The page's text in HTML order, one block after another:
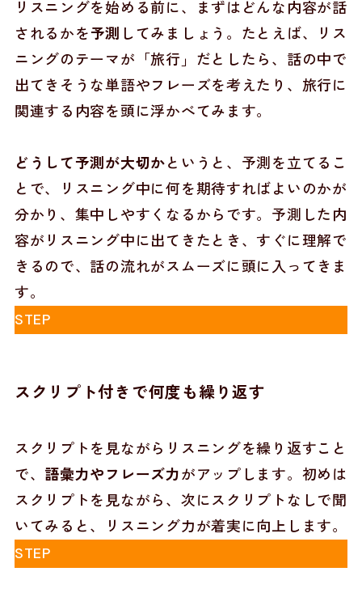
リスニングを始める前に、まずはどんな内容が話
されるかを予測 してみましょう。たとえば、リス
ニングのテーマが「旅行」だとしたら、話の中で
出てきそうな単語やフレーズを考えたり、旅行に
関連する内容を頭に浮かべてみます。
どうして予測が大切かというと、予測を立てるこ
とで、リスニング中に何を期待すればよいのかが
分かり、集中しやすくなるからです。予測した内
容がリスニング中に出てきたとき、すぐに理解で
きるので、話の流れがスムーズに頭に入ってきま
す。
STEP
スクリプト付きで何度も繰り返す
スクリプトを見ながらリスニングを繰り返すこと
で、 語彙力やフレーズ力がアップします。初めは
スクリプトを見ながら、次にスクリプトなしで聞
いてみると、リスニング力が着実に向上します。
STEP